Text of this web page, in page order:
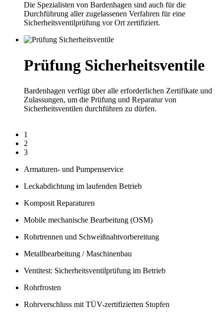
Die Spezialisten von Bardenhagen sind auch für die
Durchführung aller zugelassenen Verfahren für eine
Sicherheitsventilprüfung vor Ort zertifiziert.
Prüfung Sicherheitsventile
Bardenhagen verfügt über alle erforderlichen Zertifikate und
Zulassungen, um die Prüfung und Reparatur von
Sicherheitsventilen durchführen zu dürfen.
1
2
3
Armaturen- und Pumpenservice
Leckabdichtung im laufenden Betrieb
Komposit Reparaturen
Mobile mechanische Bearbeitung (OSM)
Rohrtrennen und Schweißnahtvorbereitung
Metallbearbeitung / Maschinenbau
Ventitest: Sicherheitsventilprüfung im Betrieb
Rohrfrosten
Rohrverschluss mit TÜV-zertifizierten Stopfen